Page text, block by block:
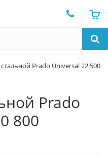
Prado Universal 22 500
Prado
800